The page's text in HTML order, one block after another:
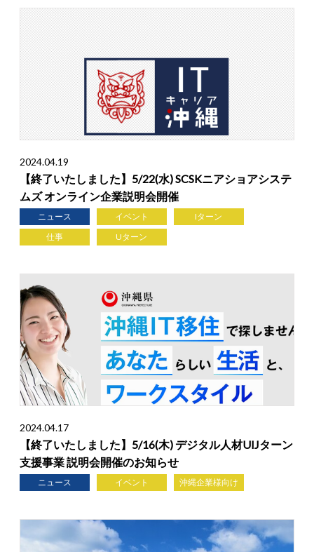
2024.04.19
【終了いたしました】5/22(水) SCSKニアショアシステ
ムズ オンライン企業説明会開催
ニュース イベント
Iターン
仕事
Uターン
2024.04.17
【終了いたしました】5/16(木) デジタル人材UIJターン
支援事業 説明会開催のお知らせ
ニュース イベント 沖縄企業様向け